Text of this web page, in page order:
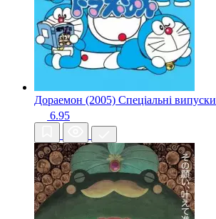
Дораемон (2005) Спеціальні випуски
6.95